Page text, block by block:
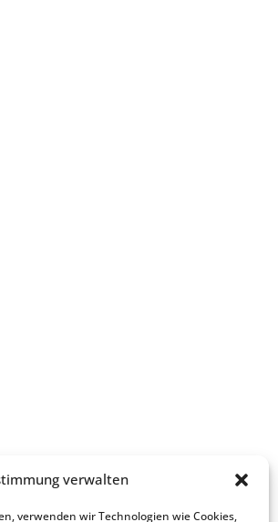
verwalten
verwenden wir Technologien wie Cookies,